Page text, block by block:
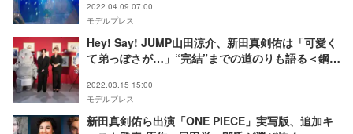
2022.04.09 07:00
モデルプレス
Hey! Say! JUMP山田涼介、新田真剣佑は「可愛く
て弟っぽさが…」“完結”までの道のりも語る＜鋼の
2022.03.15 15:00
モデルプレス
新田真剣佑ら出演「ONE PIECE」実写版、追加キ